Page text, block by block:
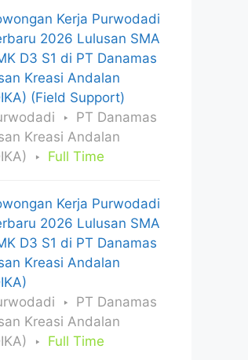
Kerja Purwodadi
2026 Lulusan SMA
D3 S1 di PT Danamas
Kreasi Andalan
(Field Support)
PT Danamas
Kreasi Andalan
Full Time
Kerja Purwodadi
2026 Lulusan SMA
D3 S1 di PT Danamas
Kreasi Andalan
PT Danamas
Kreasi Andalan
Full Time